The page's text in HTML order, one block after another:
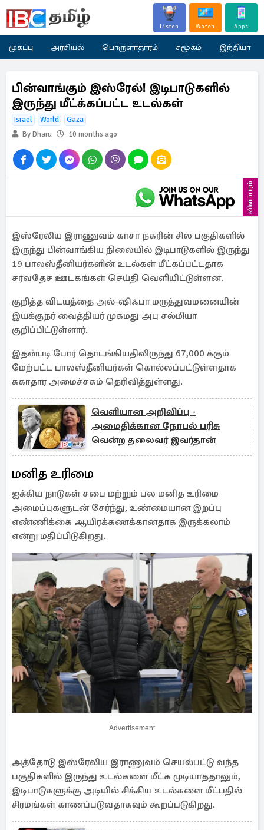
Listen Watch Apps
முகப்பு அரசியல் பொருளாதாரம் சமூகம் இந்தியா
பின்வாங்கும் இஸ்ரேல்! இடிபாடுகளில்
இருந்து மீட்க்கப்பட்ட உடல்கள்
Israel World
Gaza
By Dharu
10 months ago
விளம்பரம்
இஸ்ரேலிய இராணுவம் காசா நகரின் சில பகுதிகளில்
இருந்து பின்வாங்கிய நிலையில் இடிபாடுகளில் இருந்து
19 பாலஸ்தீனியர்களின் உடல்கள் மீட்கப்பட்டதாக
சர்வதேச ஊடகங்கள் செய்தி வெளியிட்டுள்ளன.
குறித்த விடயத்தை அல்-ஷிஃபா மருத்துவமனையின்
இயக்குநர் வைத்தியர் முகமது அபு சல்மியா
குறிப்பிட்டுள்ளார்.
இதன்படி போர் தொடங்கியதிலிருந்து 67,000 க்கும்
மேற்பட்ட பாலஸ்தீனியர்கள் கொல்லப்பட்டுள்ளதாக
சுகாதார அமைச்சகம் தெரிவித்துள்ளது.
வெளியான அறிவிப்பு -
அமைதிக்கான நோபல் பரிசு
வென்ற தலைவர் இவர்தான்
மனித உரிமை
ஐக்கிய நாடுகள் சபை மற்றும் பல மனித உரிமை
அமைப்புகளுடன் சேர்ந்து, உண்மையான இறப்பு
எண்ணிக்கை ஆயிரக்கணக்கானதாக இருக்கலாம்
என்று மதிப்பிடுகிறது.
Advertisement
அத்தோடு இஸ்ரேலிய இராணுவம் செயல்பட்டு வந்த
பகுதிகளில் இருந்து உடல்களை மீட்க முடியாததாலும்,
இடிபாடுகளுக்கு அடியில் சிக்கிய உடல்களை மீட்பதில்
சிரமங்கள் காணப்படுவதாகவும் கூறப்படுகிறது.